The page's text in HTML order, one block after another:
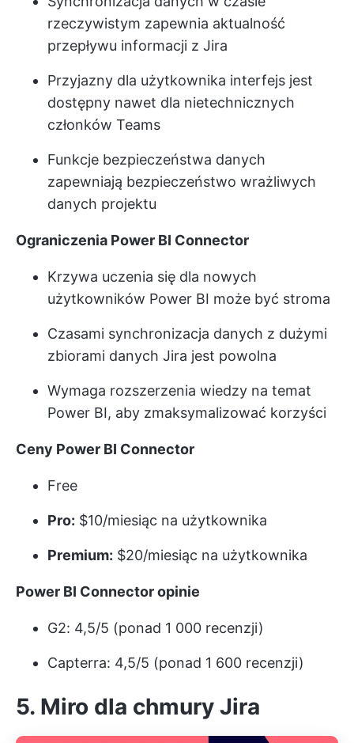
rzeczywistym zapewnia aktualność
przepływu informacji z Jira
Przyjazny dla użytkownika interfejs jest
dostępny nawet dla nietechnicznych
członków Teams
Funkcje bezpieczeństwa danych
zapewniają bezpieczeństwo wrażliwych
danych projektu
Ograniczenia Power BI Connector
Krzywa uczenia się dla nowych
użytkowników Power BI może być stroma
Czasami synchronizacja danych z dużymi
zbiorami danych Jira jest powolna
Wymaga rozszerzenia wiedzy na temat
Power BI, aby zmaksymalizować korzyści
Ceny Power BI Connector
Free
Pro: $10/miesiąc na użytkownika
Premium: $20/miesiąc na użytkownika
Power BI Connector opinie
G2: 4,5/5 (ponad 1 000 recenzji)
Capterra: 4,5/5 (ponad 1 600 recenzji)
5. Miro dla chmury Jira